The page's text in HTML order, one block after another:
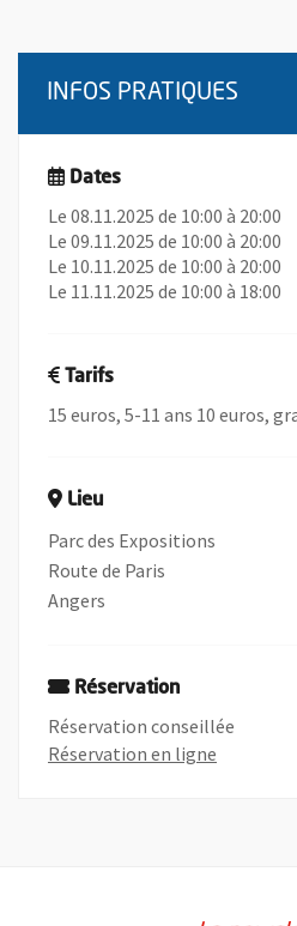
INFOS PRATIQUES
Dates
Le 08.11.2025 de 10:00 à 20:00
Le 09.11.2025 de 10:00 à 20:00
Le 10.11.2025 de 10:00 à 20:00
Le 11.11.2025 de 10:00 à 18:00
Tarifs
15 euros, 5-11 ans 10 euros,
Lieu
Parc des Expositions
Route de Paris
Angers
Réservation
Réservation conseillée
Réservation en ligne